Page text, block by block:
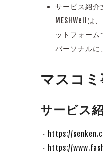
サービス紹介
MESHWellは
ットフォー
パーソナルに
マスコミ
サービス
・ https://
・ https://